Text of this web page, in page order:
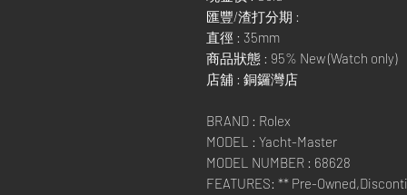
匯豐/渣打分期 :
直徑 : 35mm
商品狀態 : 95% New (Watch only)
店舖 : 銅鑼灣店
BRAND : Rolex
MODEL : Yacht-Master
MODEL NUMBER : 68628
FEATURES: ** Pre-